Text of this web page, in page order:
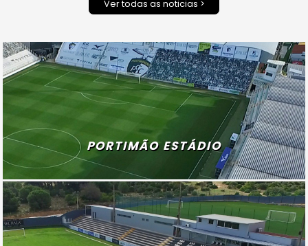
Ver todas as noticias >
PORTIMÃO ESTÁDIO